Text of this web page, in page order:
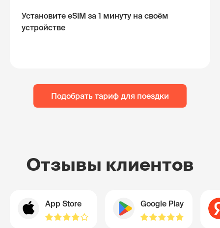
Установите eSIM за 1 минуту на своём
устройстве
Подобрать тариф для поездки
Отзывы клиентов
App Store Google Play